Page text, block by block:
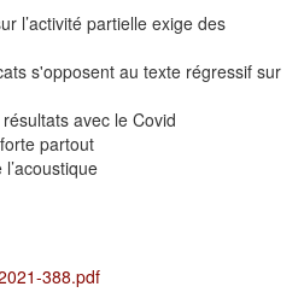
l’activité partielle exige des
s'opposent au texte régressif sur
avec le Covid
partout
388.pdf